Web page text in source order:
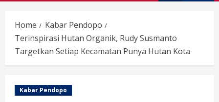
Home
Kabar Pendopo
Terinspirasi Hutan Organik, Rudy Susmanto
Targetkan Setiap Kecamatan Punya Hutan Kota
Kabar Pendopo